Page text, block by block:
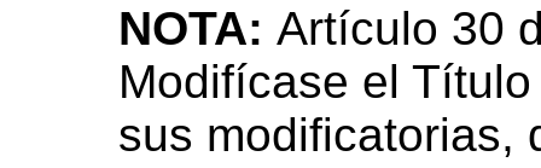
NOTA: Artículo 30
Modifícase el
sus modificatorias,